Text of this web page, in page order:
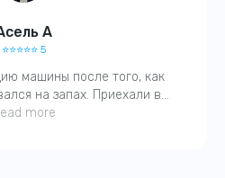
А
⭐️⭐️⭐️⭐️⭐️ 5
машины после того, как
на запах. Приехали в
справку, всё чётко. Запах
more